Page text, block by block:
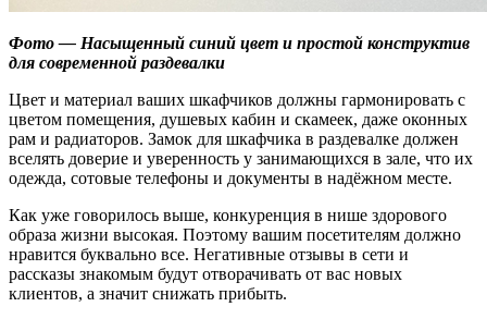
Фото — Насыщенный синий цвет и простой конструктив
для современной раздевалки
Цвет и материал ваших шкафчиков должны гармонировать с
цветом помещения, душевых кабин и скамеек, даже оконных
рам и радиаторов. Замок для шкафчика в раздевалке должен
вселять доверие и уверенность у занимающихся в зале, что их
одежда, сотовые телефоны и документы в надёжном месте.
Как уже говорилось выше, конкуренция в нише здорового
образа жизни высокая. Поэтому вашим посетителям должно
нравится буквально все. Негативные отзывы в сети и
рассказы знакомым будут отворачивать от вас новых
клиентов, а значит снижать прибыть.